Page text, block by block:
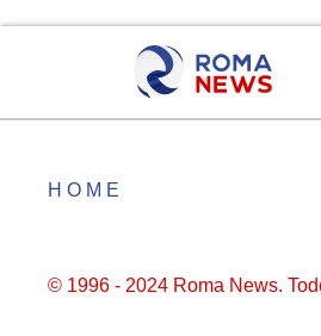
HOME
© 1996 - 2024 Roma News.